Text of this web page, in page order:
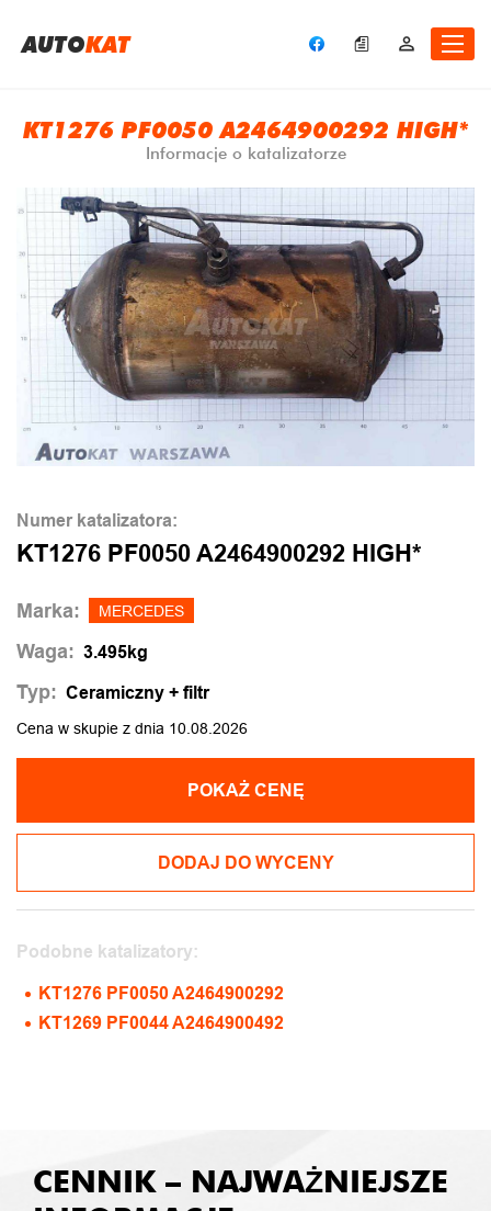
AUTOKAT
KT1276 PF0050 A2464900292 HIGH*
Informacje o katalizatorze
Numer katalizatora:
KT1276 PF0050 A2464900292 HIGH*
Marka: MERCEDES
Waga: 3.495kg
Typ: Ceramiczny + filtr
Cena w skupie z dnia 10.08.2026
POKAŻ CENĘ
DODAJ DO WYCENY
Podobne katalizatory:
KT1276 PF0050 A2464900292
KT1269 PF0044 A2464900492
CENNIK – NAJWAŻNIEJSZE